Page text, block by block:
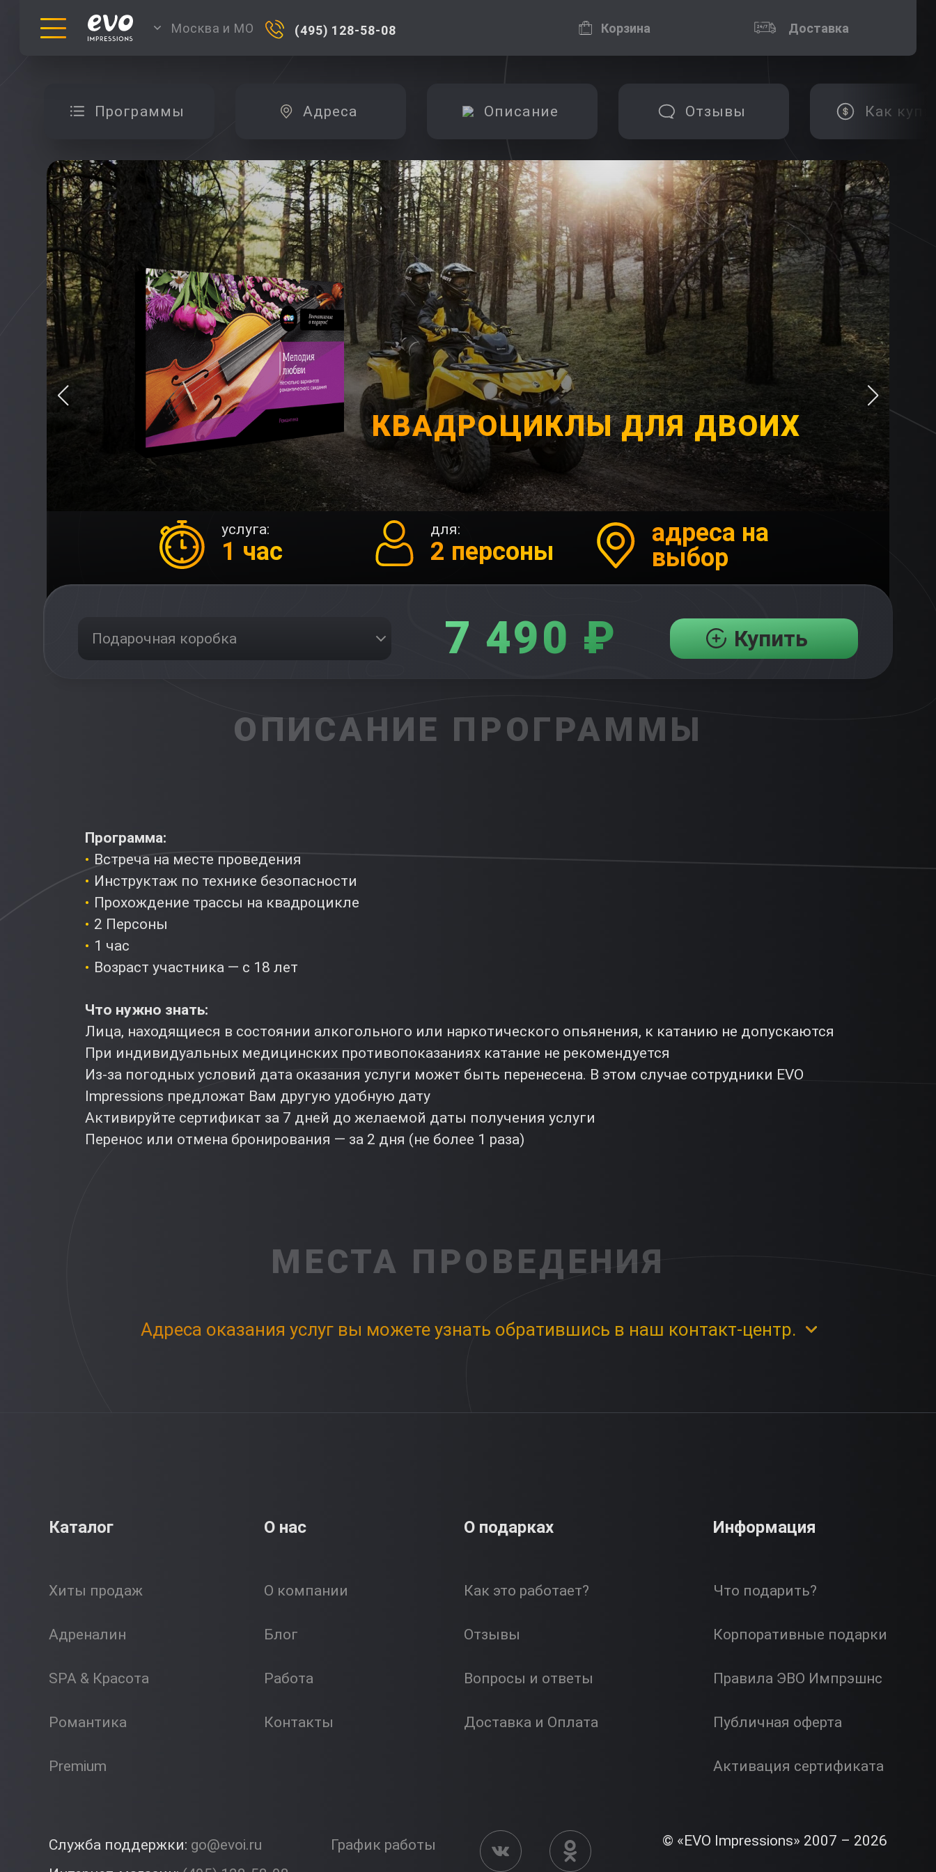
Москва и МО (495) 128-58-08 Корзина Доставка
Программы Адреса Описание Отзывы Как
КВАДРОЦИКЛЫ ДЛЯ ДВОИХ
услуга:
1 час
для:
2 персоны
адреса на
выбор
Подарочная коробка 7 490 ₽ Купить
ОПИСАНИЕ ПРОГРАММЫ
Программа:
Встреча на месте проведения
Инструктаж по технике безопасности
Прохождение трассы на квадроцикле
2 Персоны
1 час
Возраст участника — с 18 лет
Что нужно знать:
Лица, находящиеся в состоянии алкогольного или наркотического опьянения, к катанию не допускаются
При индивидуальных медицинских противопоказаниях катание не рекомендуется
Из-за погодных условий дата оказания услуги может быть перенесена. В этом случае сотрудники EVO
Impressions предложат Вам другую удобную дату
Активируйте сертификат за 7 дней до желаемой даты получения услуги
Перенос или отмена бронирования — за 2 дня (не более 1 раза)
МЕСТА ПРОВЕДЕНИЯ
Адреса оказания услуг вы можете узнать обратившись в наш контакт-центр.
Каталог
Хиты продаж
Адреналин
SPA & Красота
Романтика
Premium
О нас
О компании
Блог
Работа
Контакты
О подарках
Как это работает?
Отзывы
Вопросы и ответы
Доставка и Оплата
Информация
Что подарить?
Корпоративные подарки
Правила ЭВО Импрэшнс
Публичная оферта
Активация сертификата
Служба поддержки: go@evoi.ru
График работы © «EVO Impressions» 2007 – 2026